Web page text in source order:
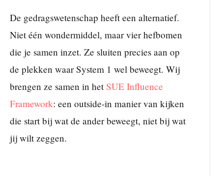
De gedragswetenschap heeft een alternatief.
Niet één wondermiddel, maar vier hefbomen
die je samen inzet. Ze sluiten precies aan op
de plekken waar System 1 wel beweegt. Wij
brengen ze samen in het SUE Influence
Framework: een outside-in manier van kijken
die start bij wat de ander beweegt, niet bij wat
jij wilt zeggen.